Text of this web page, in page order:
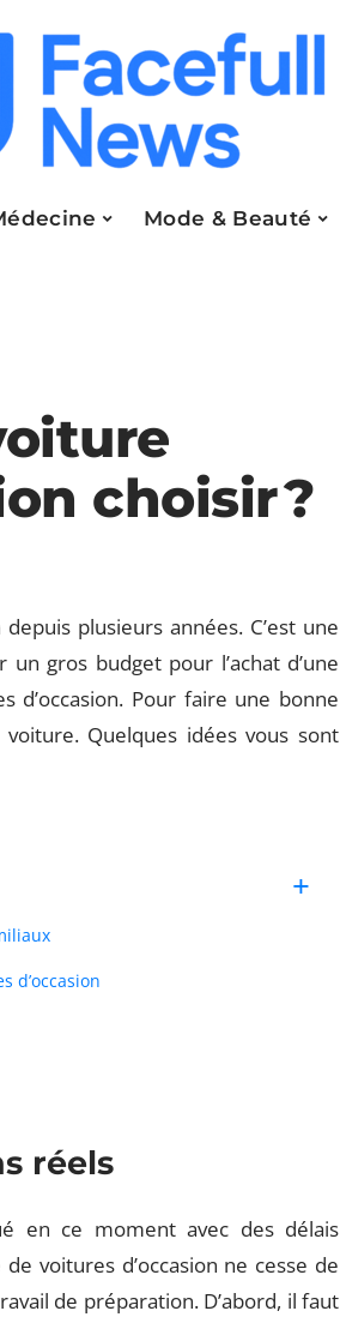
Mode & Beauté
choisir ?
plusieurs années. C’est une
gros budget pour l’achat d’une
Pour faire une bonne
Quelques idées vous sont
d’occasion
réels
en ce moment avec des délais
voitures d’occasion ne cesse de
de préparation. D’abord, il faut